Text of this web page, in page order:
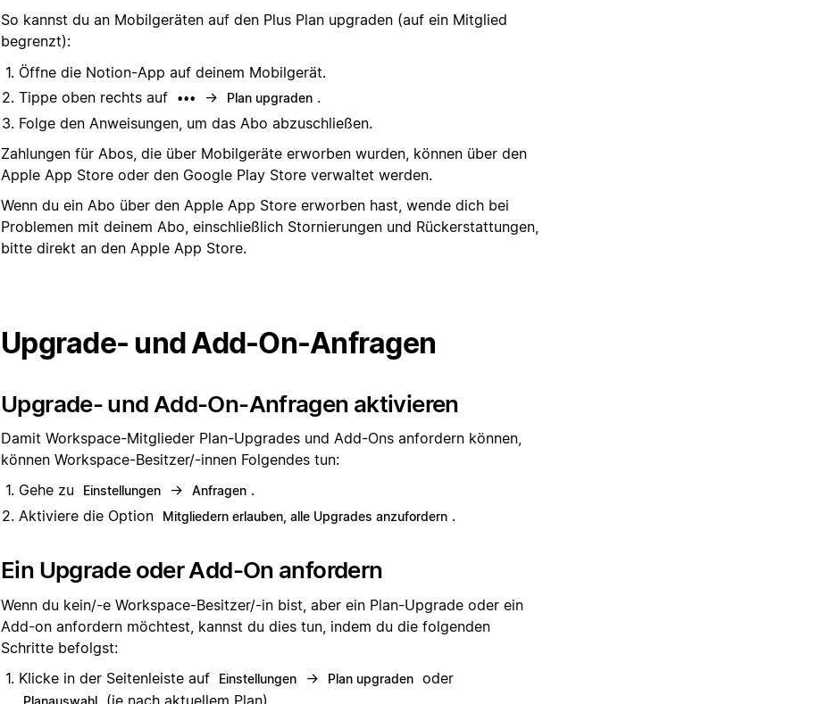
So kannst du an Mobilgeräten auf den Plus Plan upgraden (auf ein Mitglied
begrenzt):
Öffne die Notion-App auf deinem Mobilgerät.
Tippe oben rechts auf
••• → Plan upgraden .
Folge den Anweisungen, um das Abo abzuschließen.
Zahlungen für Abos, die über Mobilgeräte erworben wurden, können über den
Apple App Store oder den Google Play Store verwaltet werden.
Wenn du ein Abo über den Apple App Store erworben hast, wende dich bei
Problemen mit deinem Abo, einschließlich Stornierungen und Rückerstattungen,
bitte direkt an den Apple App Store.
Upgrade- und Add-On-Anfragen
Upgrade- und Add-On-Anfragen aktivieren
Damit Workspace-Mitglieder Plan-Upgrades und Add-Ons anfordern können,
können Workspace-Besitzer/-innen Folgendes tun:
Gehe zu
Einstellungen → Anfragen .
Aktiviere die Option
Mitgliedern erlauben, alle Upgrades anzufordern .
Ein Upgrade oder Add-On anfordern
Wenn du kein/-e Workspace-Besitzer/-in bist, aber ein Plan-Upgrade oder ein
Add-on anfordern möchtest, kannst du dies tun, indem du die folgenden
Schritte befolgst:
Klicke in der Seitenleiste auf
Einstellungen → Plan upgraden oder